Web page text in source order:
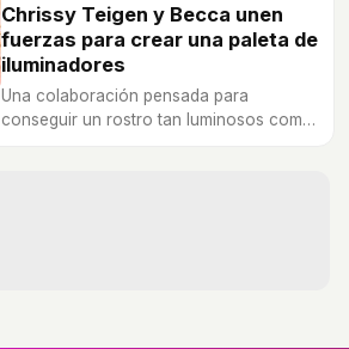
Chrissy Teigen y Becca unen
fuerzas para crear una paleta de
iluminadores
Una colaboración pensada para
conseguir un rostro tan luminosos como